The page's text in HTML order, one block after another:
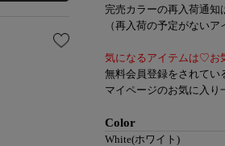
完売カラーの再入荷通知
（再入荷の予定がないア
気になるアイテムは♡お
無料会員登録をされてい
マイページのお気に入り
Color
White(ホワイト)